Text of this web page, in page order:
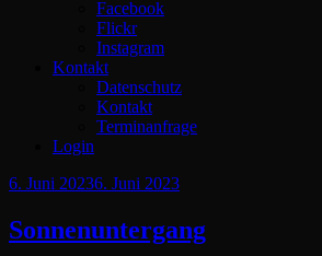
Facebook
Flickr
Instagram
Kontakt
Datenschutz
Kontakt
Terminanfrage
Login
Posted
6. Juni 20236. Juni 2023
Sonnenuntergang